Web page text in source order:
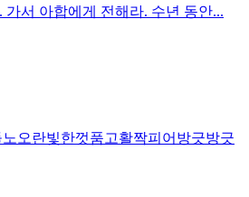
가서 아합에게 전해라. 수년 동안...
오란빛한껏품고활짝피어방긋방긋